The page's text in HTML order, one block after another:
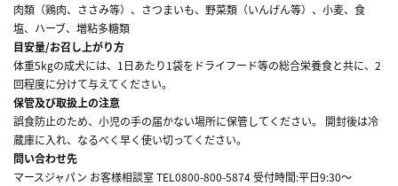
肉類（鶏肉、ささみ等）、さつまいも、野菜類（いんげん等）、小麦、食
塩、ハーブ、増粘多糖類
目安量/お召し上がり方
体重5kgの成犬には、1日あたり1袋をドライフード等の総合栄養食と共に、2
回程度に分けて与えてください。
保管及び取扱上の注意
誤食防止のため、小児の手の届かない場所に保管してください。 開封後は冷
蔵庫に入れ、なるべく早く使い切ってください。
問い合わせ先
マースジャパン お客様相談室 TEL0800-800-5874 受付時間:平日9:30～